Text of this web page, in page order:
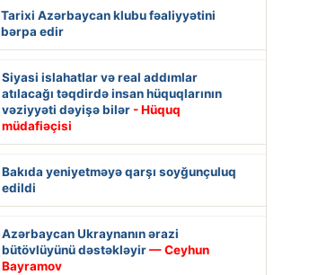
Tarixi Azərbaycan klubu fəaliyyətini
bərpa edir
Siyasi islahatlar və real addımlar
atılacağı təqdirdə insan hüquqlarının
vəziyyəti dəyişə bilər - Hüquq
müdafiəçisi
Bakıda yeniyetməyə qarşı soyğunçuluq
edildi
Azərbaycan Ukraynanın ərazi
bütövlüyünü dəstəkləyir— Ceyhun
Bayramov